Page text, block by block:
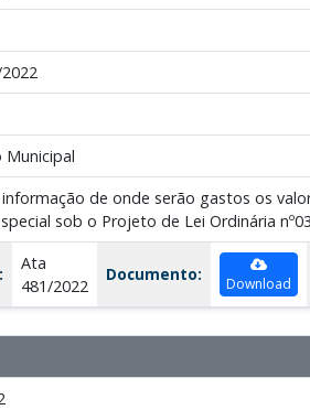
Municipal
informação de onde serão gastos os
sob o Projeto de Lei Ordinária
Ata
481/2022
Documento: Download